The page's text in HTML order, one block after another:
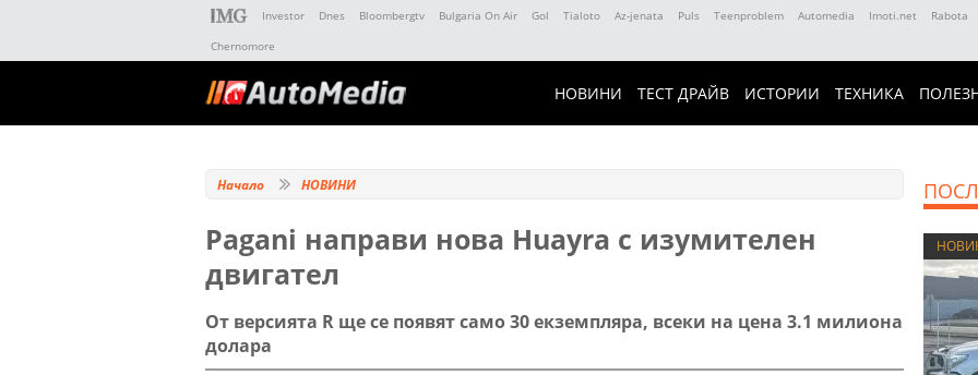
Investor Dnes Bloombergtv Bulgaria On Air Gol Tialoto Az-jenata Puls Teenproblem Automedia Imoti.net Rabota
Chernomore
НОВИНИ ТЕСТ ДРАЙВ ИСТОРИИ ТЕХНИКА
Начало НОВИНИ
Pagani направи нова Huayra с изумителен
двигател
От версията R ще се появят само 30 екземпляра, всеки на цена 3.1 милиона
долара